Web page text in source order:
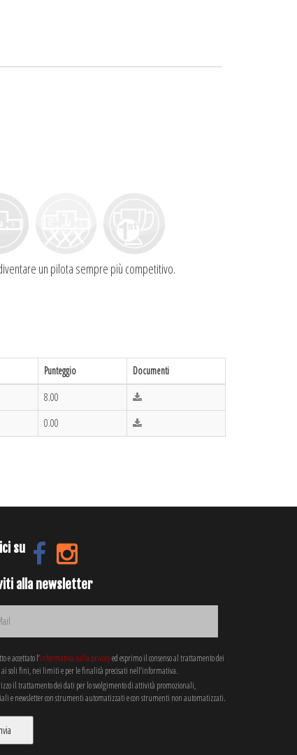
un pilota sempre più competitivo.
Punteggio
Documenti
8.00
0.00
su
alla newsletter
e accettato l’informativa sulla privacyed esprimo il consenso al trattamento dei
soli fini, nei limiti e per le finalità precisati nell’informativa.
il trattamento dei dati per lo svolgimento di attività promozionali,
e newsletter con strumenti automatizzati e con strumenti non automatizzati.